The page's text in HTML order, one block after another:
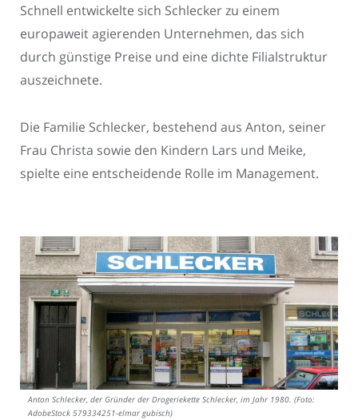
Schnell entwickelte sich Schlecker zu einem
europaweit agierenden Unternehmen, das sich
durch günstige Preise und eine dichte Filialstruktur
auszeichnete.
Die Familie Schlecker, bestehend aus Anton, seiner
Frau Christa sowie den Kindern Lars und Meike,
spielte eine entscheidende Rolle im Management.
Anton Schlecker, der Gründer der Drogeriekette Schlecker, im Jahr 1980. (Foto:
AdobeStock 579334251-elmar gubisch)